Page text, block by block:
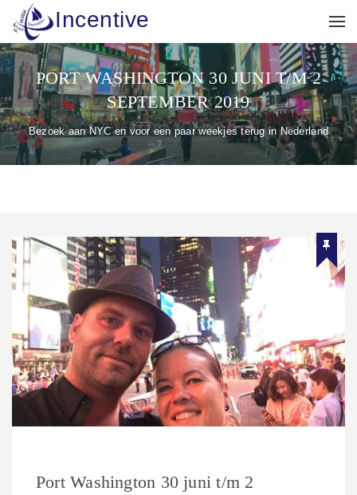
Incentive
PORT WASHINGTON 30 JUNI T/M 2
SEPTEMBER 2019
Bezoek aan NYC en voor een paar weekjes terug in Nederland
Port Washington 30 juni t/m 2